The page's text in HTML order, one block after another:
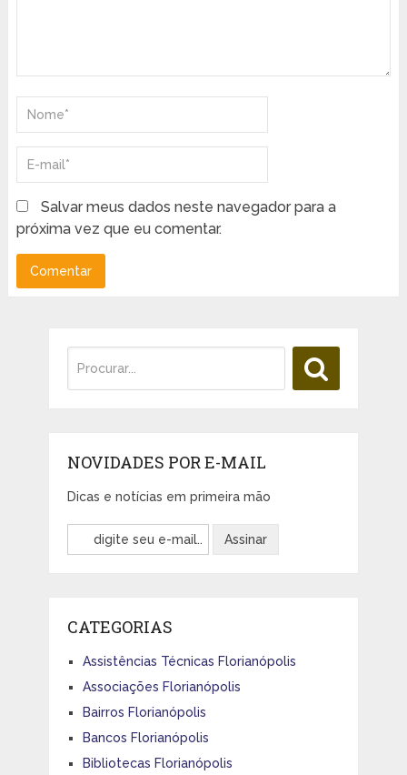
Salvar meus dados neste navegador para a
próxima vez que eu comentar.
NOVIDADES POR E-MAIL
Dicas e notícias em primeira mão
CATEGORIAS
Assistências Técnicas Florianópolis
Associações Florianópolis
Bairros Florianópolis
Bancos Florianópolis
Bibliotecas Florianópolis